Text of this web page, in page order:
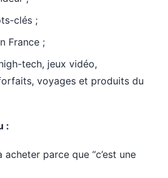
clés ;
France ;
tech, jeux vidéo,
voyages et produits du
:
parce que “c’est une